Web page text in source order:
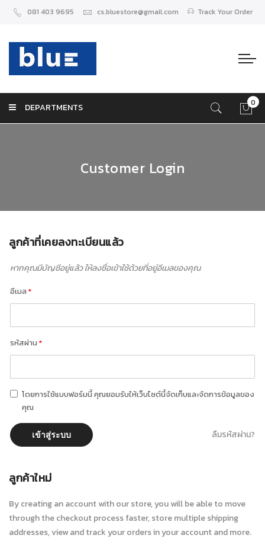
081 403 9695 cs.bluestore@gmail.com Track Your Order
DEPARTMENTS
ตะก
0
Customer Login
ลูกค้าที่เคยลงทะเบียนแล้ว
หากคุณมีบัญชีอยู่แล้ว ให้ลงชื่อเข้าใช้ด้วยที่อยู่อีเมลของคุณ
อีเมล
รหัสผ่าน
โดยการใช้แบบฟอร์มนี้ คุณยอมรับให้เว็บไซต์นี้จัดเก็บและจัดการข้อมูลของ
คุณ
เข้าสู่ระบบ ลืมรหัสผ่าน?
ลูกค้าใหม่
By creating an account with our store, you will be able to move
through the checkout process faster, store multiple shipping
addresses, view and track your orders in your account and more.